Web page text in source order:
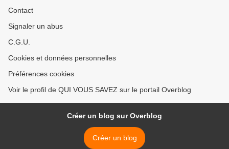
Contact
Signaler un abus
C.G.U.
Cookies et données personnelles
Préférences cookies
Voir le profil de QUI VOUS SAVEZ sur le portail Overblog
Créer un blog sur Overblog
Créer un blog